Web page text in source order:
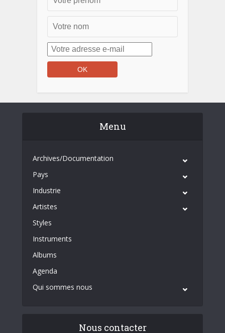
Menu
Archives/Documentation
Pays
Industrie
Artistes
Styles
Instruments
Albums
Agenda
Qui sommes nous
Nous contacter